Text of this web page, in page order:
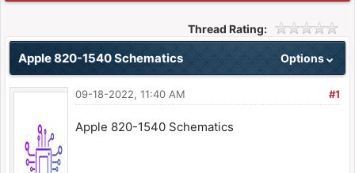
Thread Rating:
Options
Apple 820-1540 Schematics
#1
09-18-2022, 11:40 AM
Apple 820-1540 Schematics